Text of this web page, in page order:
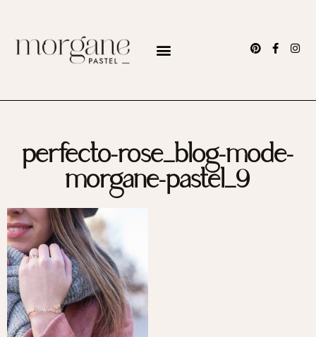
perfecto-rose_blog-mode-
morgane-pastel_9